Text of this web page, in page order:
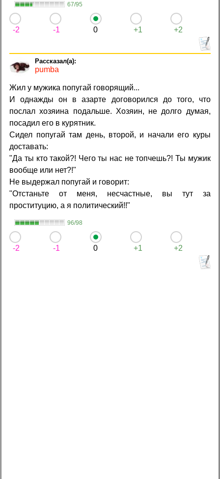
67/95
-2 -1 0 +1 +2
pumba
Жил у мужика попугай говорящий...
И однажды он в азарте договорился до того, что
послал хозяина подальше. Хозяин, не долго думая,
посадил его в курятник.
Сидел попугай там день, второй, и начали его куры
доставать:
"Да ты кто такой?! Чего ты нас не топчешь?! Ты мужик
вообще или нет?!"
Не выдержал попугай и говорит:
"Отстаньте от меня, несчастные, вы тут за
проституцию, а я политический!!"
96/98
-2 -1 0 +1 +2